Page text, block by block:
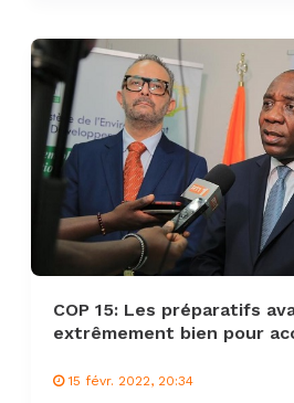
COP 15: Les préparatifs
extrêmement bien pour
15 févr. 2022, 20:34